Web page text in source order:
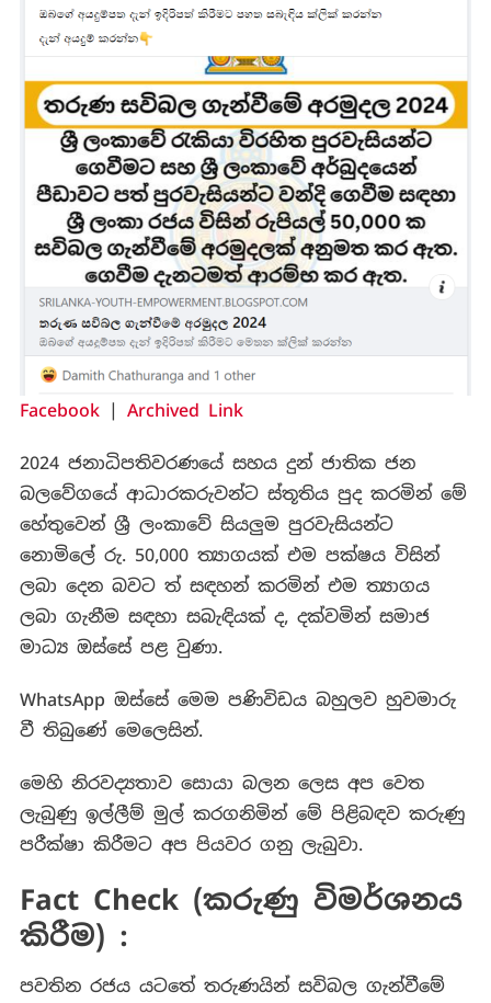
Facebook| Archived Link
2024 ජනාධිපතිවරණයේ සහය දුන් ජාතික ජන
බලවේගයේ ආධාරකරුවන්ට ස්තූතිය පුද කරමින් මේ
හේතුවෙන් ශ්‍රී ලංකාවේ සියලුම පුරවැසියන්ට
නොමිලේ රු. 50,000 ත්‍යාගයක් එම පක්ෂය විසින්
ලබා දෙන බවට ත් සඳහන් කරමින් එම ත්‍යාගය
ලබා ගැනීම සඳහා සබැඳියක් ද, දක්වමින් සමාජ
මාධ්‍ය ඔස්සේ පළ වුණා.
WhatsApp ඔස්සේ මෙම පණිවිඩය බහුලව හුවමාරු
වී තිබුණේ මෙලෙසින්.
මෙහි නිරවද්‍යතාව සොයා බලන ලෙස අප වෙත
ලැබුණු ඉල්ලීම් මුල් කරගනිමින් මේ පිළිබඳව කරුණු
පරීක්ෂා කිරීමට අප පියවර ගනු ලැබුවා.
Fact Check (කරුණු විමර්ශනය
කිරීම) :
පවතින රජය යටතේ තරුණයින් සවිබල ගැන්වීමේ